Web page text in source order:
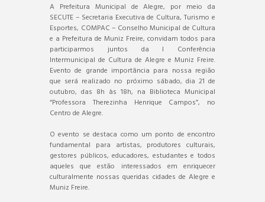
A Prefeitura Municipal de Alegre, por meio da
SECUTE – Secretaria Executiva de Cultura, Turismo e
Esportes, COMPAC – Conselho Municipal de Cultura
e a Prefeitura de Muniz Freire, convidam todos para
participarmos juntos da I Conferência
Intermunicipal de Cultura de Alegre e Muniz Freire.
Evento de grande importância para nossa região
que será realizado no próximo sábado, dia 21 de
outubro, das 8h às 18h, na Biblioteca Municipal
“Professora Therezinha Henrique Campos”, no
Centro de Alegre.
O evento se destaca como um ponto de encontro
fundamental para artistas, produtores culturais,
gestores públicos, educadores, estudantes e todos
aqueles que estão interessados em enriquecer
culturalmente nossas queridas cidades de Alegre e
Muniz Freire.